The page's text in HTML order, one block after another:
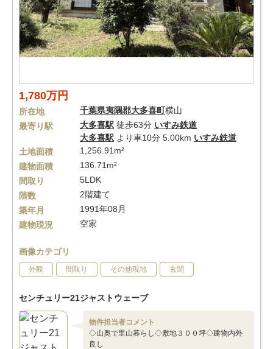
1,780万円
所在地 千葉県夷隅郡大多喜町横山
最寄り駅
大多喜駅 徒歩63分 いすみ鉄道
大多喜駅 より車10分 5.00km いすみ鉄道
土地面積
1,256.91m²
建物面積
136.71m²
間取り
5LDK
階数
2階建て
築年月
1991年08月
建物現況
空家
画像カテゴリ
外観 間取り その他現地 玄関
センチュリー21ジャストウェーブ
物件担当者コメント
◇山奥で里山暮らし◇敷地３００坪◇建物内外
良し